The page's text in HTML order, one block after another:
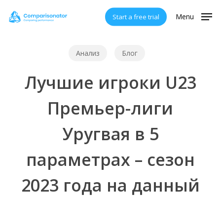
Start a free trial Menu
Анализ Блог
Лучшие игроки U23
Премьер-лиги
Уругвая в 5
параметрах – сезон
2023 года на данный